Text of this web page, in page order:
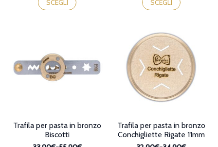
32,90€
SCEGLI
prodotto
ha
possono
essere
scelte
32,90€
SCEGLI
prodotto
ha
Le
opzioni
possono
essere
scelte
nella
pagina
Trafila per pasta in bronzo
Biscotti
Trafila per pasta in bronzo
Conchigliette Rigate 11mm